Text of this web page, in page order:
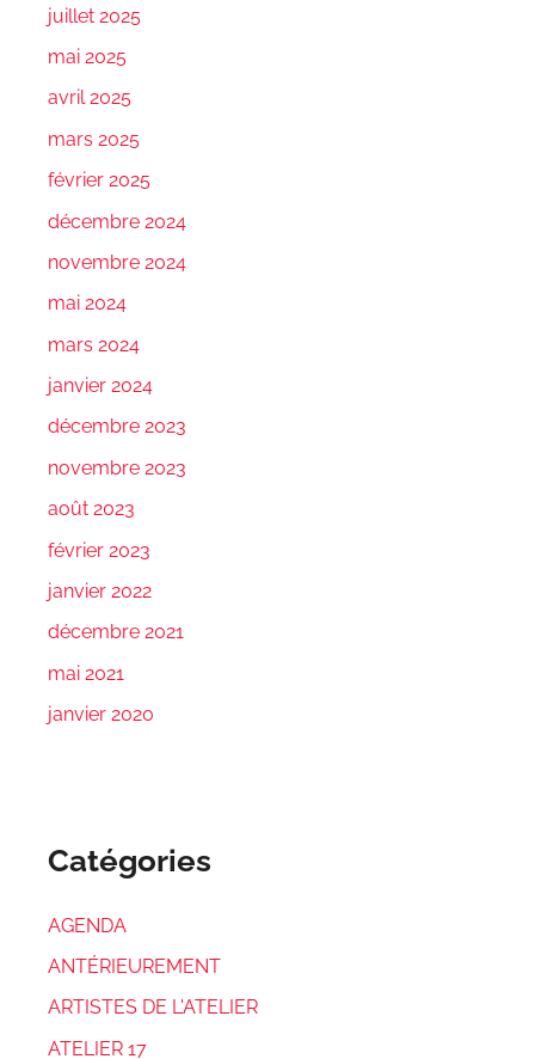
juillet 2025
mai 2025
avril 2025
mars 2025
février 2025
décembre 2024
novembre 2024
mai 2024
mars 2024
janvier 2024
décembre 2023
novembre 2023
août 2023
février 2023
janvier 2022
décembre 2021
mai 2021
janvier 2020
Catégories
AGENDA
ANTÉRIEUREMENT
ARTISTES DE L'ATELIER
ATELIER 17